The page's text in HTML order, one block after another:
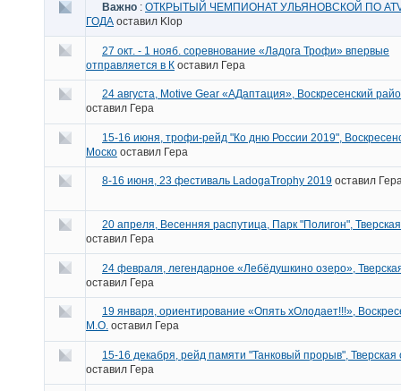
Важно : ОТКРЫТЫЙ ЧЕМПИОНАТ УЛЬЯНОВСКОЙ ПО
ГОДА оставил Klop
27 окт. - 1 нояб. соревнование «Ладога Трофи» впервые
отправляется в К оставил Гера
24 августа, Motive Gear «АДаптация», Воскресенский
оставил Гера
15-16 июня, трофи-рейд "Ко дню России 2019",
Моско оставил Гера
8-16 июня, 23 фестиваль LadogaTrophy 2019 оставил
20 апреля, Весенняя распутица, Парк "Полигон",
оставил Гера
24 февраля, легендарное «Лебёдушкино озеро»,
оставил Гера
19 января, ориентирование «Опять хОлодает!!!»,
М.О. оставил Гера
15-16 декабря, рейд памяти "Танковый прорыв", Тверская
оставил Гера